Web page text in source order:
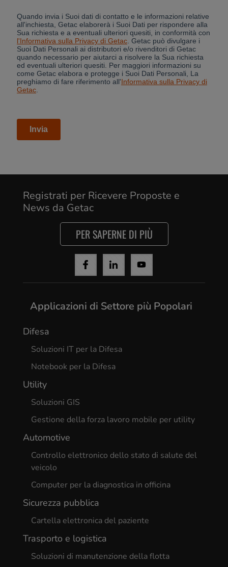
Yes, I agree
Registrati per Ricevere Proposte e
News da Getac
PER SAPERNE DI PIÙ
Applicazioni di Settore più Popolari
Difesa
Soluzioni IT per la Difesa
Notebook per la Difesa
Utility
Soluzioni GIS
Gestione della forza lavoro mobile per utility
Automotive
Controllo elettronico dello stato di salute del
veicolo
Computer per la diagnostica in officina
Sicurezza pubblica
Cartella elettronica del paziente
Trasporto e logistica
Soluzioni di manutenzione della flotta